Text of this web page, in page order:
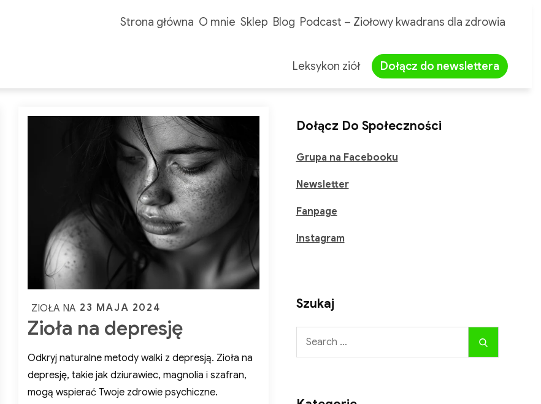
Strona główna O mnie Sklep Blog Podcast – Ziołowy kwadrans dla zdrowia
Leksykon ziół Dołącz do newslettera
ZIOŁA NA Posted
on
23 MAJA 2024
Zioła na depresję
Odkryj naturalne metody walki z depresją. Zioła na
depresję, takie jak dziurawiec, magnolia i szafran,
mogą wspierać Twoje zdrowie psychiczne.
Dołącz Do Społeczności
Grupa na Facebooku
Newsletter
Fanpage
Instagram
Szukaj
Search
ZADBAJ O SIEBIE NATURALNIE!